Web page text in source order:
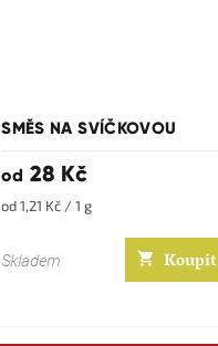
SMĚS NA SVÍČKOVOU
od 28 Kč
Měrná
od 1,21 Kč / 1 g
Skladem Koupit